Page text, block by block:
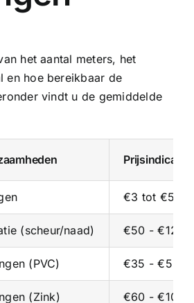
het aantal meters, het
en hoe bereikbaar de
vindt u de gemiddelde
Prijsindicatie
€3 tot €5
(scheur/naad) €50 - €125
(PVC) €35 - €55
(Zink) €60 - €100